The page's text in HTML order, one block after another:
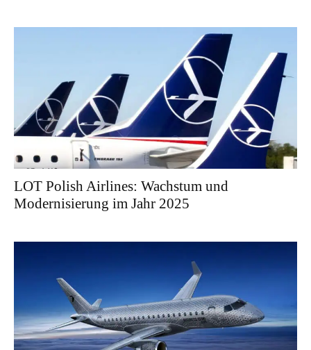
LOT Polish Airlines: Wachstum und
Modernisierung im Jahr 2025